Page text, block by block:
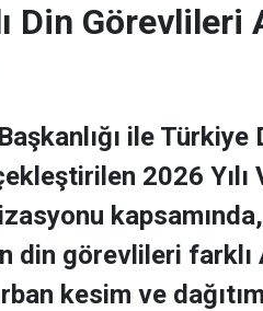
Din Görevlileri
ile Türkiye
2026 Yılı
din görevlileri farklı
kesim ve